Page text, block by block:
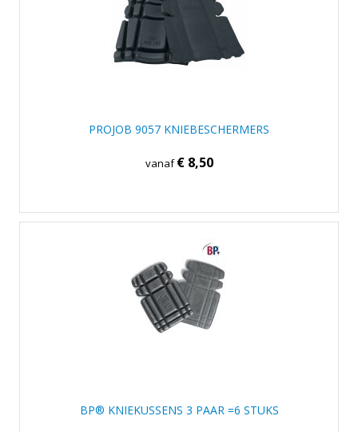
PROJOB 9057 KNIEBESCHERMERS
vanaf€ 8,50
BP® KNIEKUSSENS 3 PAAR =6 STUKS